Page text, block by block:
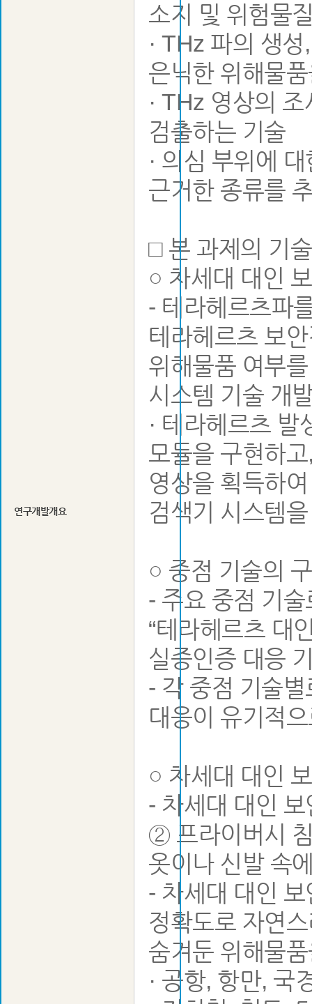
연구개발개요
소지 및 위험물
· THz 파의 생
은닉한 위해물
· THz 영상의
검출하는 기술
· 의심 부위에
근거한 종류를
□ 본 과제의 기
○ 차세대 대인
- 테라헤르츠파
테라헤르츠 보
위해물품 여부
시스템 기술 개
· 테라헤르츠
모듈을 구현하
영상을 획득하
검색기 시스템
○ 중점 기술의
- 주요 중점 기술
“테라헤르츠 대
실증인증 대응
- 각 중점 기술
대응이 유기적
○ 차세대 대인
- 차세대 대인
② 프라이버시
옷이나 신발 속
- 차세대 대인
정확도로 자연
숨겨둔 위해물
· 공항, 항만, 국